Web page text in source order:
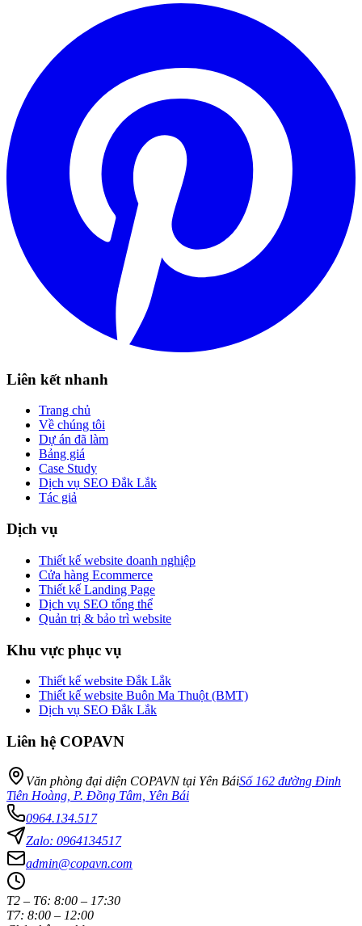
Liên kết nhanh
Trang chủ
Về chúng tôi
Dự án đã làm
Bảng giá
Case Study
Dịch vụ SEO Đắk Lắk
Tác giả
Dịch vụ
Thiết kế website doanh nghiệp
Cửa hàng Ecommerce
Thiết kế Landing Page
Dịch vụ SEO tổng thể
Quản trị & bảo trì website
Khu vực phục vụ
Thiết kế website Đắk Lắk
Thiết kế website Buôn Ma Thuột (BMT)
Dịch vụ SEO Đắk Lắk
Liên hệ COPAVN
Văn phòng đại diện COPAVN tại Yên BáiSố 162 đường Đinh
Tiên Hoàng, P. Đồng Tâm, Yên Bái
0964.134.517
Zalo: 0964134517
admin@copavn.com
T2 – T6: 8:00 – 17:30
T7: 8:00 – 12:00